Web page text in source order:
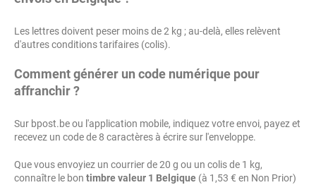
Les lettres doivent peser moins de 2 kg ; au-delà, elles relèvent
d'autres conditions tarifaires (colis).
Comment générer un code numérique pour
affranchir ?
Sur bpost.be ou l'application mobile, indiquez votre envoi, payez et
recevez un code de 8 caractères à écrire sur l'enveloppe.
Que vous envoyiez un courrier de 20 g ou un colis de 1 kg,
connaître le bon timbre valeur 1 Belgique (à 1,53 € en Non Prior)